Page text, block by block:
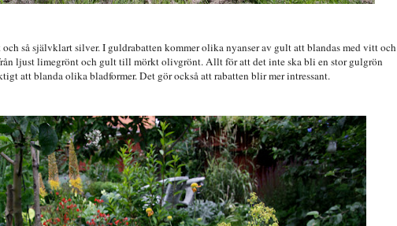
så självklart silver. I guldrabatten kommer olika nyanser av gult att blandas med vitt och
ljust limegrönt och gult till mörkt olivgrönt. Allt för att det inte ska bli en stor gulgrön
att blanda olika bladformer. Det gör också att rabatten blir mer intressant.